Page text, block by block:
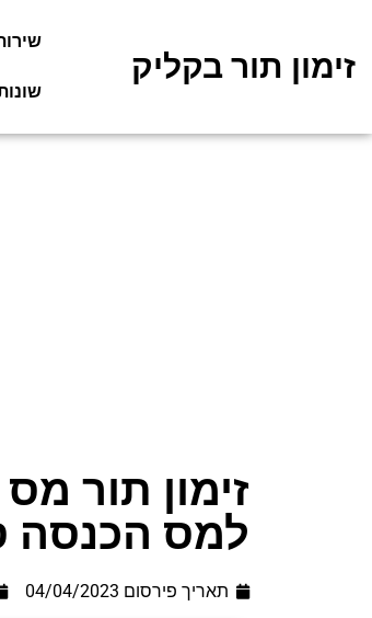
זימון תור בקליק
זימון תור
למס הכנסה
תאריך פירסום 04/04/2023